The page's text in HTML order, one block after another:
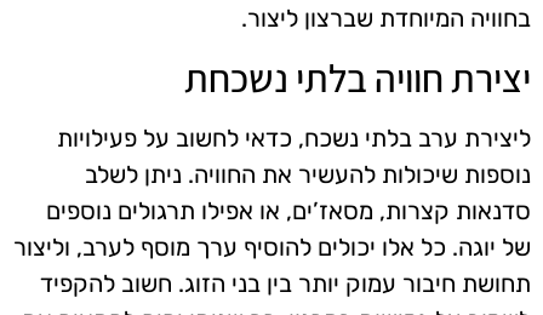
בחוויה המיוחדת שברצון ליצור.
יצירת חוויה בלתי נשכחת
ליצירת ערב בלתי נשכח, כדאי לחשוב על פעילויות
נוספות שיכולות להעשיר את החוויה. ניתן לשלב
סדנאות קצרות, מסאז’ים, או אפילו תרגולים נוספים
של יוגה. כל אלו יכולים להוסיף ערך מוסף לערב, וליצור
תחושת חיבור עמוק יותר בין בני הזוג. חשוב להקפיד